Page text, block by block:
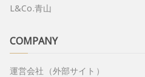
L&Co.青山
COMPANY
運営会社（外部サイト）